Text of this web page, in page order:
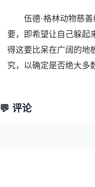
伍德·格林动物慈善
要，即希望让自己躲起
得这要比呆在广阔的地
究，以确定是否绝大多
💬 评论